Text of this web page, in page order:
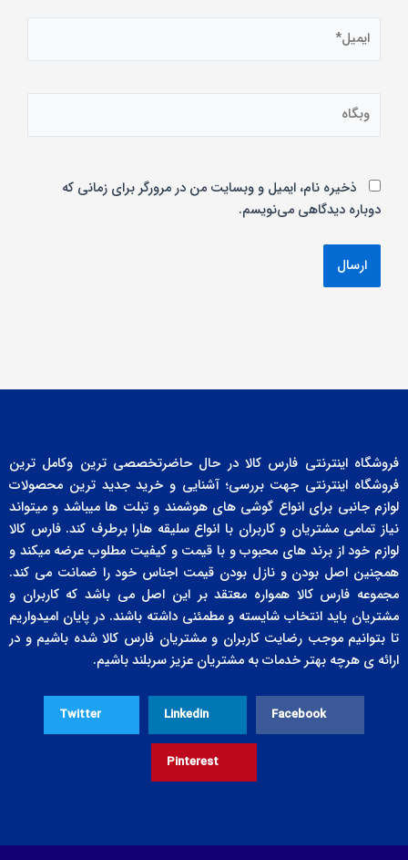
وبگاه
ذخیره نام، ایمیل و وبسایت من در مرورگر برای زمانی که
دوباره دیدگاهی می‌نویسم.
فروشگاه اینترنتی فارس کالا در حال حاضرتخصصی ترین وکامل ترین
فروشگاه اینترنتی جهت بررسی؛ آشنایی و خرید جدید ترین محصولات
لوازم جانبی برای انواع گوشی های هوشمند و تبلت ها میباشد و میتواند
نیاز تمامی مشتریان و کاربران با انواع سلیقه هارا برطرف کند. فارس کالا
لوازم خود از برند های محبوب و با قیمت و کیفیت مطلوب عرضه میکند و
همچنین اصل بودن و نازل بودن قیمت اجناس خود را ضمانت می کند.
مجموعه فارس کالا همواره معتقد بر این اصل می باشد که کاربران و
مشتریان باید انتخاب شایسته و مطمئنی داشته باشند. در پایان امیدواریم
تا بتوانیم موجب رضایت کاربران و مشتریان فارس کالا شده باشیم و در
ارائه ی هرچه بهتر خدمات به مشتریان عزیز سربلند باشیم.
Facebook
Linkedin
Twitter
Pinterest